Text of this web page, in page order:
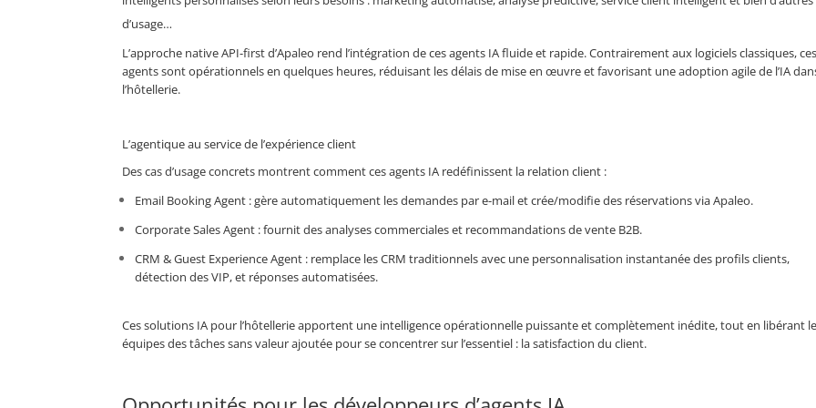
d’usage…
L’approche native API-first d’Apaleo rend l’intégration de ces agents IA fluide et rapide. Contrairement aux logiciels classiques, ces
agents sont opérationnels en quelques heures, réduisant les délais de mise en œuvre et favorisant une adoption agile de l’IA
l’hôtellerie.
L’agentique au service de l’expérience client
Des cas d’usage concrets montrent comment ces agents IA redéfinissent la relation client :
Email Booking Agent : gère automatiquement les demandes par e-mail et crée/modifie des réservations via Apaleo.
Corporate Sales Agent : fournit des analyses commerciales et recommandations de vente B2B.
CRM & Guest Experience Agent : remplace les CRM traditionnels avec une personnalisation instantanée des profils clients,
détection des VIP, et réponses automatisées.
Ces solutions IA pour l’hôtellerie apportent une intelligence opérationnelle puissante et complètement inédite, tout en libérant
équipes des tâches sans valeur ajoutée pour se concentrer sur l’essentiel : la satisfaction du client.